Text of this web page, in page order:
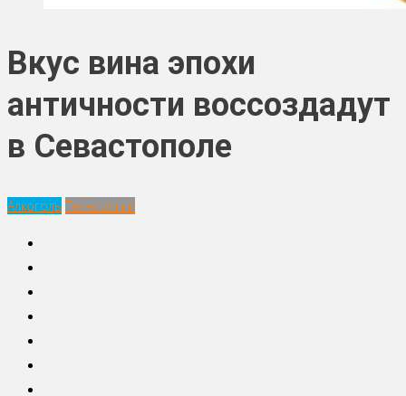
Вкус вина эпохи
античности воссоздадут
в Севастополе
Алкоголь Технологии